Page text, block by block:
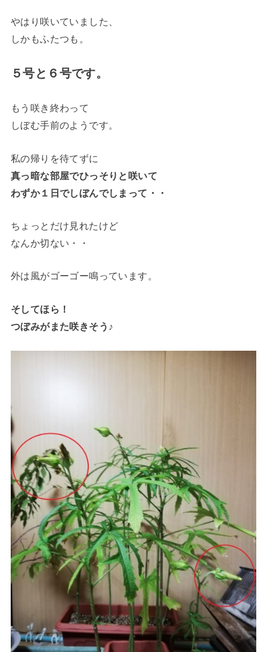
やはり咲いていました、
しかもふたつも。
５号と６号です。
もう咲き終わって
しぼむ手前のようです。
私の帰りを待てずに
真っ暗な部屋でひっそりと咲いて
わずか１日でしぼんでしまって・・
ちょっとだけ見れたけど
なんか切ない・・
外は風がゴーゴー鳴っています。
そしてほら！
つぼみがまた咲きそう♪